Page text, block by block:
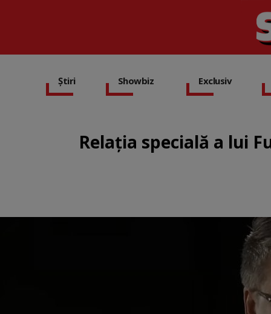
Știri Showbiz Exclusiv
Relația specială a lui